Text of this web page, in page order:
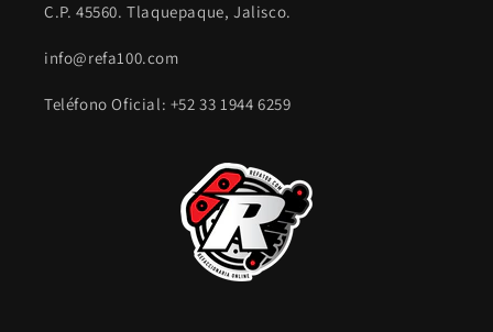
C.P. 45560. Tlaquepaque, Jalisco.
info@refa100.com
Teléfono Oficial: +52 33 1944 6259